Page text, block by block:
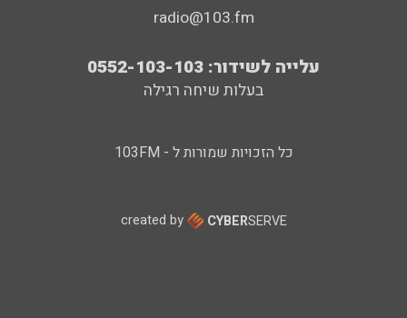
radio@103.fm
עלייה לשידור: 0552-103-103
בעלות שיחה רגילה
כל הזכויות שמורות ל - 103FM
created by CYBERSERVE